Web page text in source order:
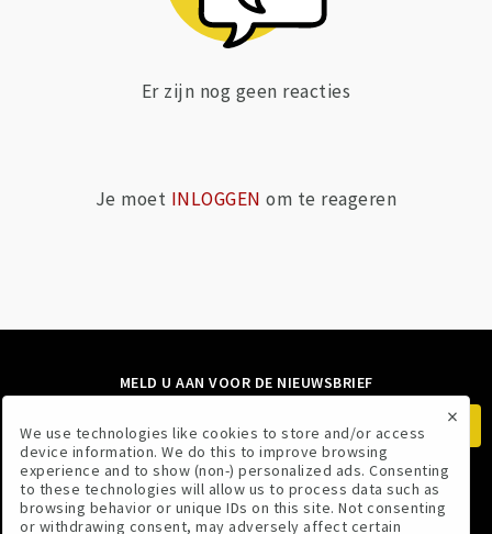
Er zijn nog geen reacties
Je moet INLOGGEN om te reageren
MELD U AAN VOOR DE NIEUWSBRIEF
VOLG ONS
×
We use technologies like cookies to store and/or access
device information. We do this to improve browsing
experience and to show (non-) personalized ads. Consenting
to these technologies will allow us to process data such as
browsing behavior or unique IDs on this site. Not consenting
or withdrawing consent, may adversely affect certain